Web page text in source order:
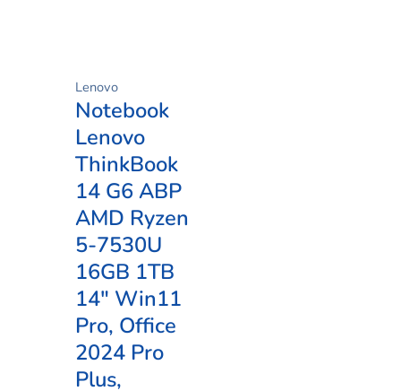
Lenovo
Notebook
Lenovo
ThinkBook
14 G6 ABP
AMD Ryzen
5-7530U
16GB 1TB
14″ Win11
Pro, Office
2024 Pro
Plus,